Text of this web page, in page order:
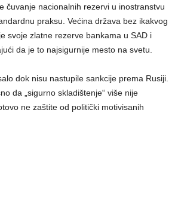
čuvanje nacionalnih rezervi u inostranstvu
praksu. Većina država bez ikakvog
svoje zlatne rezerve bankama u SAD i
da je to najsigurnije mesto na svetu.
dok nisu nastupile sankcije prema Rusiji.
da „sigurno skladištenje“ više nije
ne zaštite od politički motivisanih